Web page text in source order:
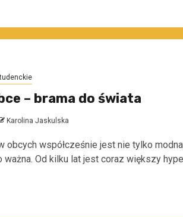
– brama do świata
Karolina Jaskulska
obcych współcześnie jest nie tylko
ważna. Od kilku lat jest coraz większy hype